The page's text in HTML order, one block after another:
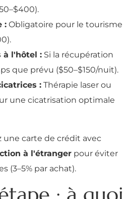
: Obligatoire pour le tourisme
à l'hôtel : Si la récupération
que prévu ($50–$150/nuit).
: Thérapie laser ou
une cicatrisation optimale
une carte de crédit avec
à l'étranger pour éviter
(3–5% par achat).